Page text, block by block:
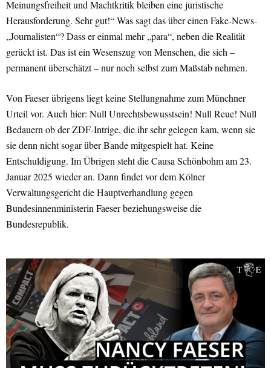
Meinungsfreiheit und Machtkritik bleiben eine juristische
Herausforderung. Sehr gut!“ Was sagt das über einen Fake-News-
„Journalisten“? Dass er einmal mehr „para“, neben die Realität
gerückt ist. Das ist ein Wesenszug von Menschen, die sich –
permanent überschätzt – nur noch selbst zum Maßstab nehmen.
Von Faeser übrigens liegt keine Stellungnahme zum Münchner
Urteil vor. Auch hier: Null Unrechtsbewusstsein! Null Reue! Null
Bedauern ob der ZDF-Intrige, die ihr sehr gelegen kam, wenn sie
sie denn nicht sogar über Bande mitgespielt hat. Keine
Entschuldigung. Im Übrigen steht die Causa Schönbohm am 23.
Januar 2025 wieder an. Dann findet vor dem Kölner
Verwaltungsgericht die Hauptverhandlung gegen
Bundesinnenministerin Faeser beziehungsweise die
Bundesrepublik.